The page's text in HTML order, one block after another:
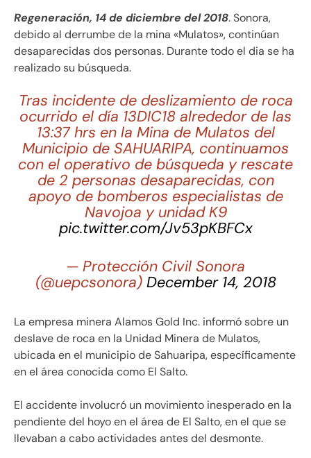
Regeneración, 14 de diciembre del 2018. Sonora,
debido al derrumbe de la mina «Mulatos», continúan
desaparecidas dos personas. Durante todo el dia se ha
realizado su búsqueda.
Tras incidente de deslizamiento de roca
ocurrido el día 13DIC18 alrededor de las
13:37 hrs en la Mina de Mulatos del
Municipio de SAHUARIPA, continuamos
con el operativo de búsqueda y rescate
de 2 personas desaparecidas, con
apoyo de bomberos especialistas de
Navojoa y unidad K9
pic.twitter.com/Jv53pKBFCx
— Protección Civil Sonora
(@uepcsonora) December 14, 2018
La empresa minera Alamos Gold Inc. informó sobre un
deslave de roca en la Unidad Minera de Mulatos,
ubicada en el municipio de Sahuaripa, específicamente
en el área conocida como El Salto.
El accidente involucró un movimiento inesperado en la
pendiente del hoyo en el área de El Salto, en el que se
llevaban a cabo actividades antes del desmonte.